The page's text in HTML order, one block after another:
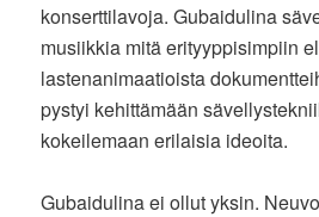
konserttilavoja. Gubaidulina
musiikkia mitä erityyppisimpiin
lastenanimaatioista
pystyi kehittämään
kokeilemaan erilaisia ideoita.
Gubaidulina ei ollut yksin.